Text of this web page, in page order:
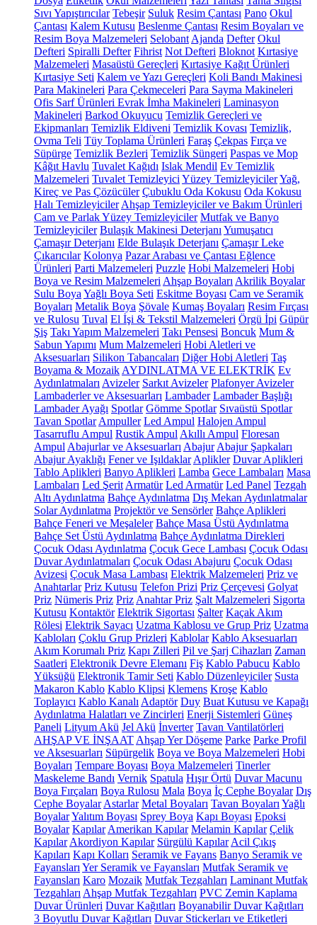
Sıvı Yapıştırıcılar Tebeşir Suluk Resim Çantası Pano Okul
Çantası Kalem Kutusu Beslenme Çantası Resim Boyaları ve
Resim Boya Malzemeleri Selobant Ajanda Defter Okul
Defteri Spiralli Defter Fihrist Not Defteri Bloknot Kırtasiye
Malzemeleri Masaüstü Gereçleri Kırtasiye Kağıt Ürünleri
Kırtasiye Seti Kalem ve Yazı Gereçleri Koli Bandı Makinesi
Para Makineleri Para Çekmeceleri Para Sayma Makineleri
Ofis Sarf Ürünleri Evrak İmha Makineleri Laminasyon
Makineleri Barkod Okuyucu Temizlik Gereçleri ve
Ekipmanları Temizlik Eldiveni Temizlik Kovası Temizlik,
Ovma Teli Tüy Toplama Ürünleri Faraş Çekpas Fırça ve
Süpürge Temizlik Bezleri Temizlik Süngeri Paspas ve Mop
Kâğıt Havlu Tuvalet Kağıdı Islak Mendil Ev Temizlik
Malzemeleri Tuvalet Temizleyici Yüzey TemizleyicilerYağ,
Kireç ve Pas Çözücüler Çubuklu Oda Kokusu Oda Kokusu
Halı Temizleyiciler Ahşap Temizleyiciler ve Bakım Ürünleri
Cam ve Parlak Yüzey Temizleyiciler Mutfak ve Banyo
Temizleyiciler Bulaşık Makinesi Deterjanı Yumuşatıcı
Çamaşır Deterjanı Elde Bulaşık Deterjanı Çamaşır Leke
Çıkarıcılar Kolonya Pazar Arabası ve Çantası Eğlence
Ürünleri Parti Malzemeleri Puzzle Hobi Malzemeleri Hobi
Boya ve Resim Malzemeleri Ahşap Boyaları Akrilik Boyalar
Sulu Boya Yağlı Boya Seti Eskitme Boyası Cam ve Seramik
Boyaları Metalik Boya Şövale Kumaş Boyaları Resim Fırçası
ve Rulosu Tuval El İşi & Tekstil Malzemeleri Örgü İpi Güpür
Şiş Takı Yapım Malzemeleri Takı Pensesi Boncuk Mum &
Sabun Yapımı Mum Malzemeleri Hobi Aletleri ve
Aksesuarları Silikon Tabancaları Diğer Hobi Aletleri Taş
Boyama & Mozaik AYDINLATMA VE ELEKTRİK Ev
Aydınlatmaları Avizeler Sarkıt Avizeler Plafonyer Avizeler
Lambaderler ve Aksesuarları Lambader Lambader Başlığı
Lambader Ayağı Spotlar Gömme Spotlar Sıvaüstü Spotlar
Tavan Spotlar Ampuller Led Ampul Halojen Ampul
Tasarruflu Ampul Rustik Ampul Akıllı Ampul Floresan
Ampul Abajurlar ve Aksesuarları Abajur Abajur Şapkaları
Abajur Ayaklığı Fener ve Işıldaklar Aplikler Duvar Aplikleri
Tablo Aplikleri Banyo Aplikleri Lamba Gece Lambaları Masa
Lambaları Led Şerit Armatür Led Armatür Led Panel Tezgah
Altı Aydınlatma Bahçe Aydınlatma Dış Mekan Aydınlatmalar
Solar Aydınlatma Projektör ve Sensörler Bahçe Aplikleri
Bahçe Feneri ve Meşaleler Bahçe Masa Üstü Aydınlatma
Bahçe Set Üstü Aydınlatma Bahçe Aydınlatma Direkleri
Çocuk Odası Aydınlatma Çocuk Gece Lambası Çocuk Odası
Duvar Aydınlatmaları Çocuk Odası Abajuru Çocuk Odası
Avizesi Çocuk Masa Lambası Elektrik Malzemeleri Priz ve
Anahtarlar Priz Kutusu Telefon Prizi Priz Çerçevesi Golyat
Priz Nümeris Priz Priz Anahtar Priz Şalt Malzemeleri Sigorta
Kutusu Kontaktör Elektrik Sigortası Şalter Kaçak Akım
Rölesi Elektrik Sayacı Uzatma Kablosu ve Grup Priz Uzatma
Kabloları Çoklu Grup Prizleri Kablolar Kablo Aksesuarları
Akım Korumalı Priz Kapı Zilleri Pil ve Şarj Cihazları Zaman
Saatleri Elektronik Devre Elemanı Fiş Kablo Pabucu Kablo
Yüksüğü Elektronik Tamir Seti Kablo Düzenleyiciler Susta
Makaron Kablo Kablo Klipsi Klemens Kroşe Kablo
Toplayıcı Kablo Kanalı Adaptör Duy Buat Kutusu ve Kapağı
Aydınlatma Halatları ve Zincirleri Enerji Sistemleri Güneş
Paneli Lityum Akü Jel Akü İnverter Tavan Vantilatörleri
AHŞAP VE İNŞAAT Ahşap Yer Döşeme Parke Parke Profil
ve Aksesuarları Süpürgelik Boya ve Boya Malzemeleri Hobi
Boyaları Tempare Boyası Boya Malzemeleri Tinerler
Maskeleme Bandı Vernik Spatula Hışır Örtü Duvar Macunu
Boya Fırçaları Boya Rulosu Mala Boya İç Cephe Boyalar Dış
Cephe Boyalar Astarlar Metal Boyaları Tavan Boyaları Yağlı
BoyalarYalıtım Boyası Sprey Boya Kapı Boyası Epoksi
Boyalar Kapılar Amerikan Kapılar Melamin Kapılar Çelik
Kapılar Akordiyon Kapılar Sürgülü Kapılar Acil Çıkış
Kapıları Kapı Kolları Seramik ve Fayans Banyo Seramik ve
Fayansları Yer Seramik ve Fayansları Mutfak Seramik ve
Fayansları Karo Mozaik Mutfak Tezgahları Laminant Mutfak
Tezgahları Ahşap Mutfak Tezgahları PVC Zemin Kaplama
Duvar Ürünleri Duvar Kağıtları Boyanabilir Duvar Kağıtları
3 Boyutlu Duvar Kağıtları Duvar Stickerları ve Etiketleri